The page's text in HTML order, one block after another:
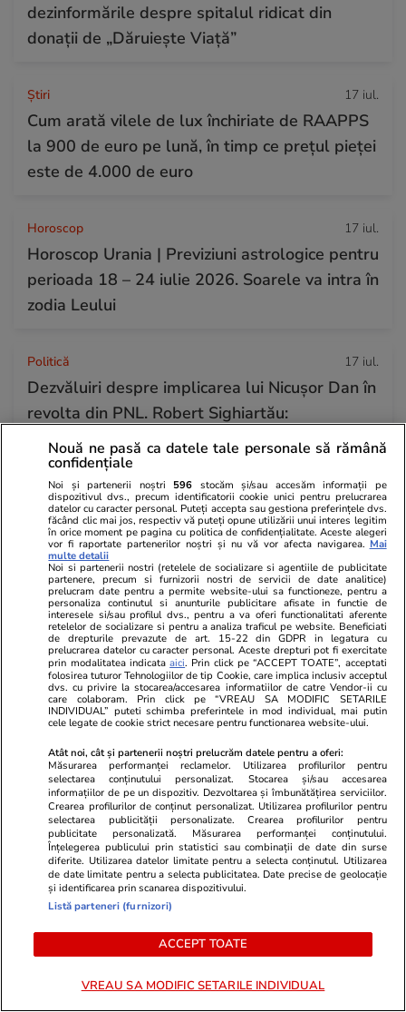
dezinformările despre spitalul ridicat din
donații de „Dăruiește Viață”
Ştiri 17 iul.
Cum arată vilele de lux închiriate de RAAPPS
la 900 de euro pe lună, în timp ce prețul pieței
este de 4.000 de euro
Horoscop 17 iul.
Horoscop Urania | Previziuni astrologice pentru
perioada 18 – 24 iulie 2026. Soarele va intra în
zodia Leului
Politică 17 iul.
Dezvăluiri despre implicarea lui Nicușor Dan în
revolta din PNL. Robert Sighiartău:
președintele a participat la întâlniri cu
gruparea Veștea
Horoscop 17 iul.
Horoscop 18 iulie 2026.
Vărsătorii ar vrea să răstoarne
termenii unei înțelegeri, să
modifice un acord care nu le mai
convine
Lifestyle
Orașul din
interzis să
plouă: se
claxonat de
Horoscop 18 iulie 2026.
Vărsătorii ar vrea să răstoarne
Nouă ne pasă ca datele tale personale să rămână
confidențiale
Noi și partenerii noștri 596 stocăm și/sau accesăm informații pe
dispozitivul dvs., precum identificatorii cookie unici pentru prelucrarea
datelor cu caracter personal. Puteți accepta sau gestiona preferințele dvs.
făcând clic mai jos, respectiv vă puteți opune utilizării unui interes legitim
în orice moment pe pagina cu politica de confidențialitate. Aceste alegeri
vor fi raportate partenerilor noștri și nu vă vor afecta navigarea. Mai
multe detalii
Noi si partenerii nostri (retelele de socializare si agentiile de publicitate
partenere, precum si furnizorii nostri de servicii de date analitice)
prelucram date pentru a permite website-ului sa functioneze, pentru a
personaliza continutul si anunturile publicitare afisate in functie de
interesele si/sau profilul dvs., pentru a va oferi functionalitati aferente
retelelor de socializare si pentru a analiza traficul pe website. Beneficiati
de drepturile prevazute de art. 15-22 din GDPR in legatura cu
prelucrarea datelor cu caracter personal. Aceste drepturi pot fi exercitate
prin modalitatea indicataaici. Prin click pe “ACCEPT TOATE”, acceptati
folosirea tuturor Tehnologiilor de tip Cookie, care implica inclusiv acceptul
dvs. cu privire la stocarea/accesarea informatiilor de catre Vendor-ii cu
care colaboram. Prin click pe “VREAU SA MODIFIC SETARILE
INDIVIDUAL” puteti schimba preferintele in mod individual, mai putin
cele legate de cookie strict necesare pentru functionarea website-ului.
Atât noi, cât și partenerii noștri prelucrăm datele pentru a oferi:
Măsurarea performanței reclamelor. Utilizarea profilurilor pentru
selectarea conținutului personalizat. Stocarea și/sau accesarea
informațiilor de pe un dispozitiv. Dezvoltarea și îmbunătățirea serviciilor.
Crearea profilurilor de conținut personalizat. Utilizarea profilurilor pentru
selectarea publicității personalizate. Crearea profilurilor pentru
publicitate personalizată. Măsurarea performanței conținutului.
Înțelegerea publicului prin statistici sau combinații de date din surse
diferite. Utilizarea datelor limitate pentru a selecta conținutul. Utilizarea
de date limitate pentru a selecta publicitatea. Date precise de geolocație
și identificarea prin scanarea dispozitivului.
Listă parteneri (furnizori)
ACCEPT TOATE
VREAU SA MODIFIC SETARILE INDIVIDUAL